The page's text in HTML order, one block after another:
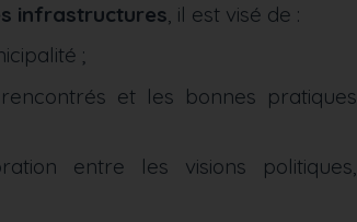
infrastructures, il est visé de :
;
et les bonnes pratiques
entre les visions politiques,